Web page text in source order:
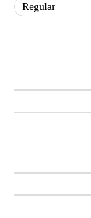
Regular